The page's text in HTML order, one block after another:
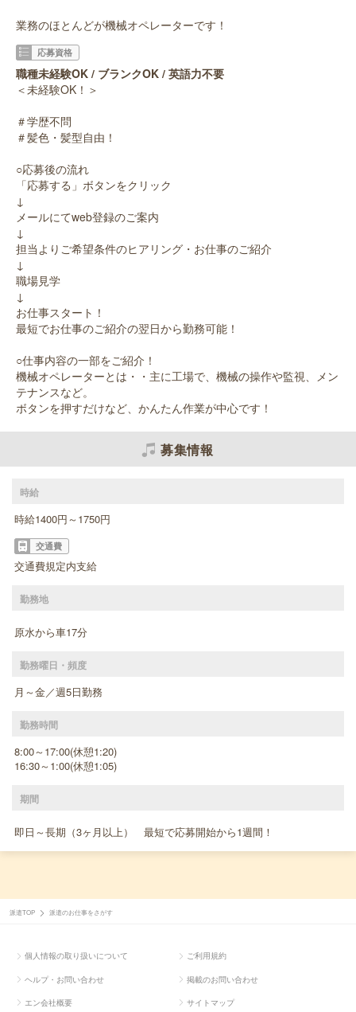
業務のほとんどが機械オペレーターです！
応募資格
職種未経験OK / ブランクOK / 英語力不要
＜未経験OK！＞
＃学歴不問
＃髪色・髪型自由！
○応募後の流れ
「応募する」ボタンをクリック
↓
メールにてweb登録のご案内
↓
担当よりご希望条件のヒアリング・お仕事のご紹介
↓
職場見学
↓
お仕事スタート！
最短でお仕事のご紹介の翌日から勤務可能！
○仕事内容の一部をご紹介！
機械オペレーターとは・・主に工場で、機械の操作や監視、メン
テナンスなど。
ボタンを押すだけなど、かんたん作業が中心です！
募集情報
時給
時給1400円～1750円
交通費
交通費規定内支給
勤務地
原水から車17分
勤務曜日・頻度
月～金／週5日勤務
勤務時間
8:00～17:00(休憩1:20)
16:30～1:00(休憩1:05)
期間
即日～長期（3ヶ月以上） 最短で応募開始から1週間！
派遣TOP 派遣のお仕事をさがす
個人情報の取り扱いについて ご利用規約
ヘルプ・お問い合わせ 掲載のお問い合わせ
エン会社概要 サイトマップ